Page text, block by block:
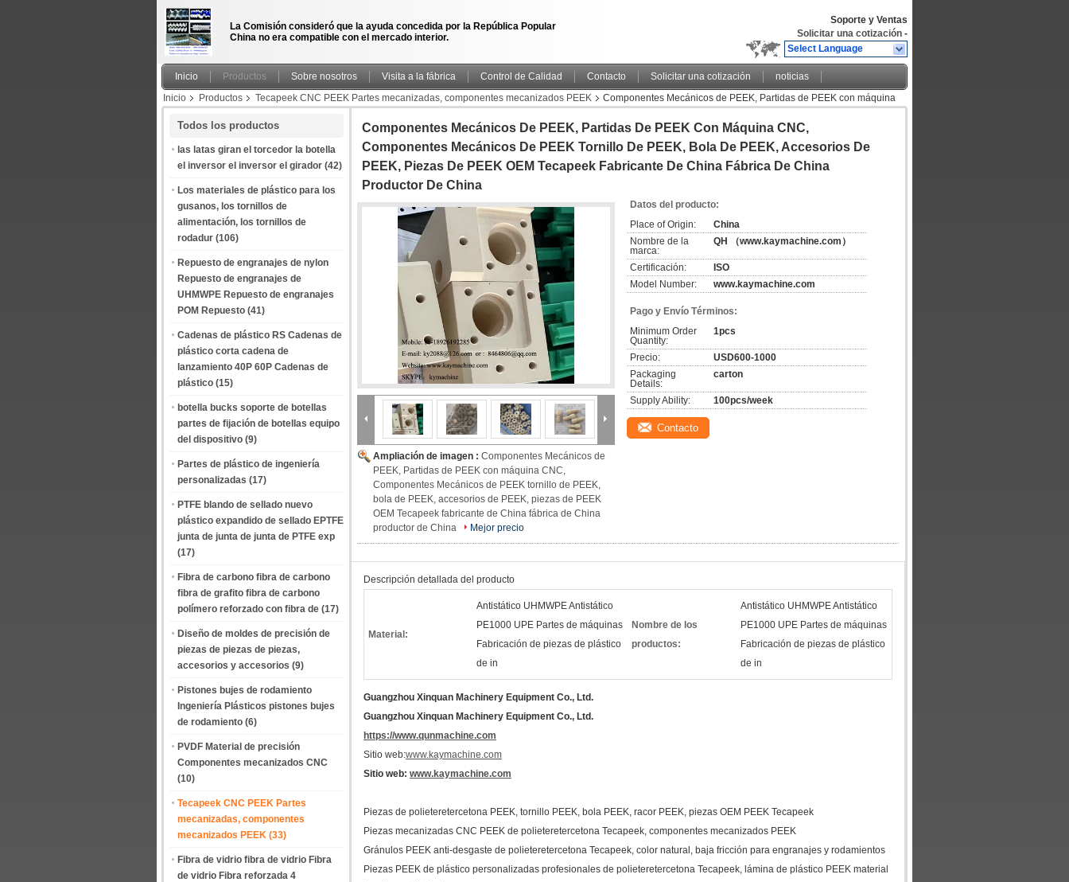
La Comisión consideró que la ayuda concedida por la República Popular
China no era compatible con el mercado interior.
Soporte y Ventas
Solicitar una cotización -
Select Language
Inicio Productos Sobre nosotros Visita a la fábrica Control de Calidad Contacto Solicitar una cotización
noticias
Inicio
Productos Tecapeek CNC PEEK Partes mecanizadas, componentes mecanizados PEEK
Componentes Mecánicos de PEEK, Partidas de PEEK con máquina
productor de China
Todos los productos
las latas giran el torcedor la botella
el inversor el inversor el girador (42)
Los materiales de plástico para los
gusanos, los tornillos de
alimentación, los tornillos de
rodadur (106)
Repuesto de engranajes de nylon
Repuesto de engranajes de
UHMWPE Repuesto de engranajes
POM Repuesto (41)
Cadenas de plástico RS Cadenas de
plástico corta cadena de
lanzamiento 40P 60P Cadenas de
plástico (15)
botella bucks soporte de botellas
partes de fijación de botellas equipo
del dispositivo (9)
Partes de plástico de ingeniería
personalizadas (17)
PTFE blando de sellado nuevo
plástico expandido de sellado EPTFE
junta de junta de junta de PTFE exp
(17)
Fibra de carbono fibra de carbono
fibra de grafito fibra de carbono
polímero reforzado con fibra de (17)
Diseño de moldes de precisión de
piezas de piezas de piezas,
accesorios y accesorios (9)
Pistones bujes de rodamiento
Ingeniería Plásticos pistones bujes
de rodamiento (6)
PVDF Material de precisión
Componentes mecanizados CNC
(10)
Tecapeek CNC PEEK Partes
mecanizadas, componentes
mecanizados PEEK (33)
Fibra de vidrio fibra de vidrio Fibra
de vidrio Fibra reforzada 4
Componentes Mecánicos De PEEK, Partidas De PEEK Con Máquina CNC,
Componentes Mecánicos De PEEK Tornillo De PEEK, Bola De PEEK, Accesorios De
PEEK, Piezas De PEEK OEM Tecapeek Fabricante De China Fábrica De China
Productor De China
Ampliación de imagen : Componentes Mecánicos de
PEEK, Partidas de PEEK con máquina CNC,
Componentes Mecánicos de PEEK tornillo de PEEK,
bola de PEEK, accesorios de PEEK, piezas de PEEK
OEM Tecapeek fabricante de China fábrica de China
productor de China
Mejor precio
Datos del producto:
Place of Origin:
China
Nombre de la
marca:
QH （www.kaymachine.com）
Certificación:
ISO
Model Number:
www.kaymachine.com
Pago y Envío Términos:
Minimum Order
Quantity:
1pcs
Precio:
USD600-1000
Packaging
Details:
carton
Supply Ability: 100pcs/week
Contacto
Descripción detallada del producto
Material:
Antistático UHMWPE Antistático
PE1000 UPE Partes de máquinas
Fabricación de piezas de plástico
de in
Nombre de los
productos:
Antistático UHMWPE Antistático
PE1000 UPE Partes de máquinas
Fabricación de piezas de plástico
de in
Guangzhou Xinquan Machinery Equipment Co., Ltd.
Guangzhou Xinquan Machinery Equipment Co., Ltd.
https://www.qunmachine.com
Sitio web:www.kaymachine.com
Sitio web: www.kaymachine.com
Piezas de polieteretercetona PEEK, tornillo PEEK, bola PEEK, racor PEEK, piezas OEM PEEK Tecapeek
Piezas mecanizadas CNC PEEK de polieteretercetona Tecapeek, componentes mecanizados PEEK
Gránulos PEEK anti-desgaste de polieteretercetona Tecapeek, color natural, baja fricción para engranajes y rodamientos
Piezas PEEK de plástico personalizadas profesionales de polieteretercetona Tecapeek, lámina de plástico PEEK material